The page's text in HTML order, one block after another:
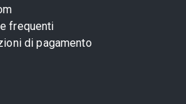
frequenti
di pagamento